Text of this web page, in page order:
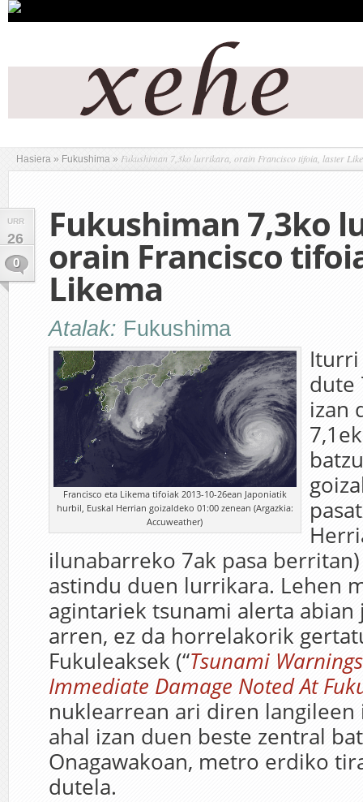
Hasiera » Fukushima » Fukushiman 7,3ko lurrikara, orain Francisco tifoia, laster
URR
26
0
Fukushiman 7,3ko
orain Francisco
Likema
Atalak: Fukushima
Francisco eta Likema tifoiak 2013-10-26ean Japoniatik
hurbil, Euskal Herrian goizaldeko 01:00 zenean (Argazkia:
Accuweather)
Iturri
dute
izan
ilunabarreko 7ak pasa
astindu duen lurrikara. Lehen
agintariek tsunami alerta
arren, ez da horrelakorik
Fukuleaksek (“Tsunami
Immediate Damage Noted At
nuklearrean ari diren
ahal izan duen beste zentral
Onagawakoan, metro erdiko
dutela.